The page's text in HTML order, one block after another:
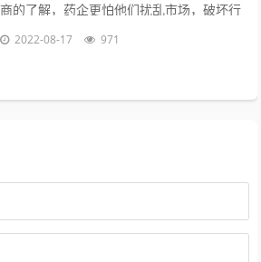
商的了解，药企更怕他们扰乱市场，破坏行
业秩序。另外一个是，药品电商导致很多处
2022-08-17 971